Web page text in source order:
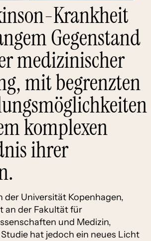
Krankheit
Gegenstand
medizinischer
mit begrenzten
komplexen
ihrer
der Universität Kopenhagen,
an der Fakultät für
und Medizin,
hat jedoch ein neues Licht